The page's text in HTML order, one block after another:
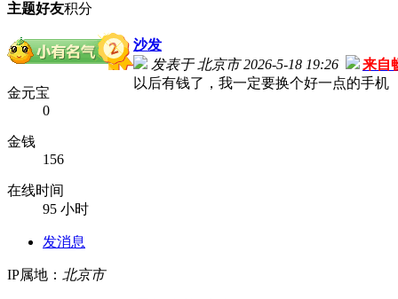
主题好友积分
金元宝
0
金钱
156
在线时间
95 小时
发消息
IP属地： 北京市
沙发
发表于 北京市 2026-5-18 19:26
来自
以后有钱了，我一定要换个好一点的手机